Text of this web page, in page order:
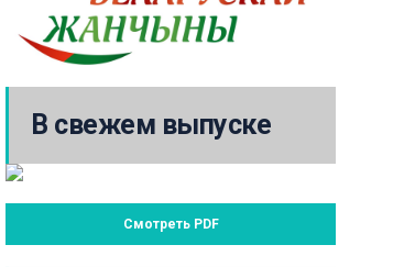
В свежем выпуске
Смотреть PDF